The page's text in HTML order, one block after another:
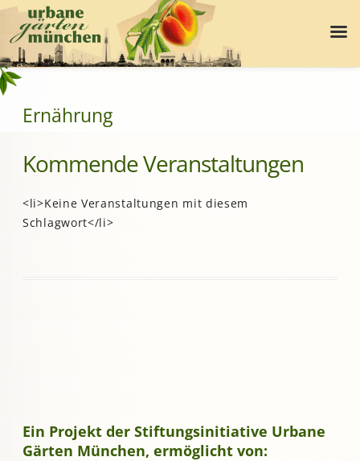
Ernährung
Kommende Veranstaltungen
<li>Keine Veranstaltungen mit diesem
Schlagwort</li>
Ein Projekt der Stiftungsinitiative Urbane
Gärten München, ermöglicht von: